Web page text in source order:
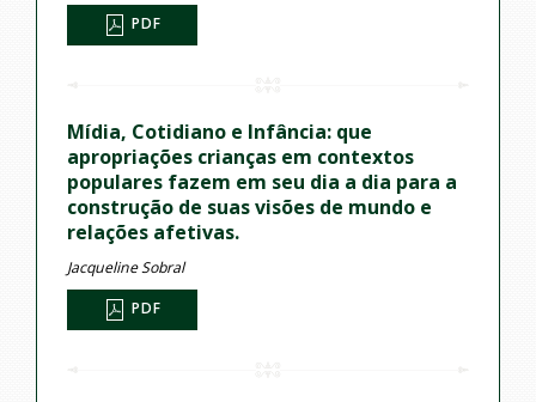
PDF
Mídia, Cotidiano e Infância: que
apropriações crianças em contextos
populares fazem em seu dia a dia para a
construção de suas visões de mundo e
relações afetivas.
Jacqueline Sobral
PDF